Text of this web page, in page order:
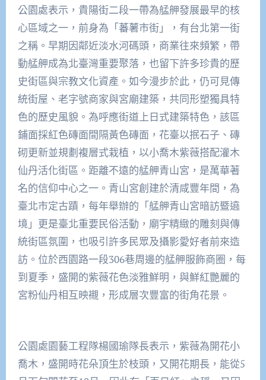
公園處表示，貴陽街二段一帶為艋舺發展最早的核
心區域之一，前身為「蕃薯市街」，有台北第一街
之稱。早期因鄰近淡水河碼頭，商業往來頻繁，帶
動艋舺成為北臺灣重要聚落，也留下許多珍貴的歷
史街區與宗教文化資產。如今漫步於此，仍可見傳
統街屋、老字號商家與宮廟建築，共同形塑獨具特
色的歷史風貌。為呼應街道上日式建築特色，該區
鋪面採紅色磚面間隔黃色磚面，花臺以抿石子、磚
砌更新並規劃複層式栽植，以小喬木紫薇搭配灌木
仙丹活化街區。距離不遠的艋舺青山宮，是萬華著
名的信仰中心之一。青山宮創建於清咸豐年間，為
臺北市定古蹟，每年舉辦的「艋舺青山宮暗訪暨遶
境」更是臺北重要民俗活動，廟宇精緻的雕刻與傳
統街區氛圍，也吸引許多民眾及攝影愛好者前來造
訪。位於西園路一段306巷周邊的艋舺服飾商圈，每
到夏季，盛開的紫薇花色淡雅鮮明，與鮮紅艷麗的
宮粉仙丹相互映襯，形成層次豐富的街角花景。
公園處園藝工程隊楊國瑜隊長表示，紫薇為開花小
喬木，盛開時花朵頂生於枝頭，又開花期長，能從5